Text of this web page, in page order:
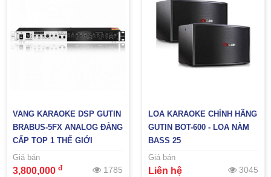
VANG KARAOKE DSP GUTIN
BRABUS-5FX ANALOG ĐẲNG
CẤP TOP 1 THẾ GIỚI
Giá bán
3,800,000 đ 1785
LOA KARAOKE CHÍNH HÃNG
GUTIN BOT-600 - LOA NẰM
BASS 25
Giá bán
Liên hệ 3045